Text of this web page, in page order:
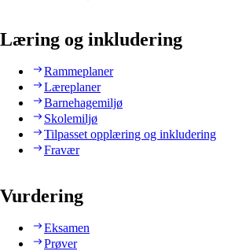
Læring og inkludering
Rammeplaner
Læreplaner
Barnehagemiljø
Skolemiljø
Tilpasset opplæring og inkludering
Fravær
Vurdering
Eksamen
Prøver